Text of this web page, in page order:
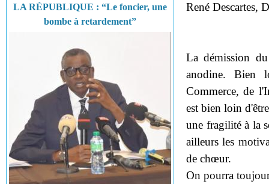
LA RÉPUBLIQUE : “Le foncier, une
bombe à retardement”
René Descartes,
La démission
anodine. Bien
Commerce, de
est bien loin
une fragilité à la
ailleurs les
de chœur.
On pourra